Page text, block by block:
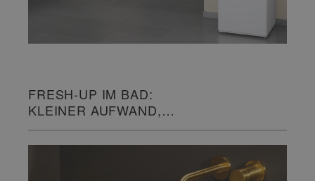
FRESH-UP IM BAD:
KLEINER AUFWAND,